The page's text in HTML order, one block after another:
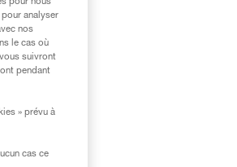
pour nous
analyser
nos
le cas où
suivront
pendant
» prévu à
cas ce